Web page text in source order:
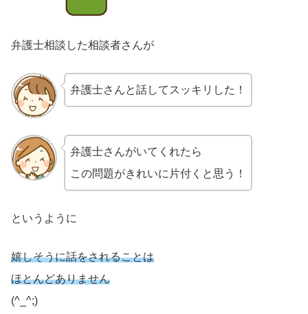
弁護士相談した相談者さんが
弁護士さんと話してスッキリした！
弁護士さんがいてくれたら
この問題がきれいに片付くと思う！
というように
嬉しそうに話をされることは
ほとんどありません
(^_^;)